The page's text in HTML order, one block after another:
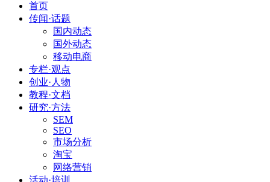
首页
传闻·话题
国内动态
国外动态
移动电商
专栏·观点
创业·人物
教程·文档
研究·方法
SEM
SEO
市场分析
淘宝
网络营销
活动·培训